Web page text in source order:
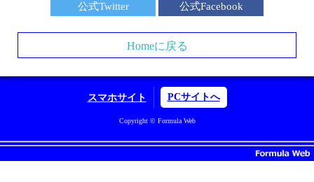
公式Twitter 公式Facebook
Homeに戻る
スマホサイト PCサイトへ
Copyright © Formula Web